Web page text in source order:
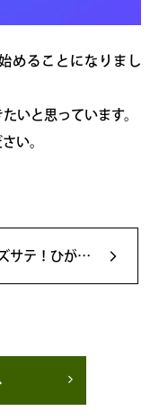
めることになりまし
いと思っています。
い。
ビズサテ！ひがしみの-再放送が決まりました！ arrow_forward_ios